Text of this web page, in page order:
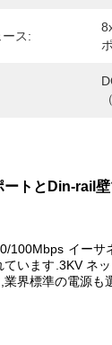
ス:
トとDin-rail壁
100Mbps イー
います.3KV ネ
界標準の電源も